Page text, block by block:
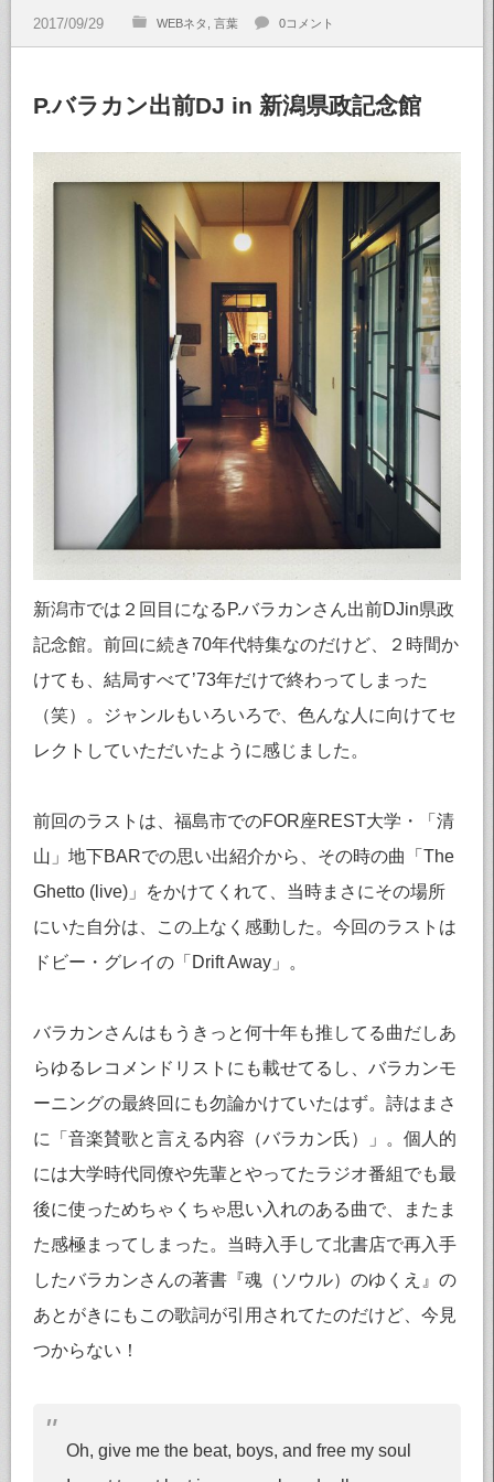
WEBネタ 言葉 0コメント
P.バラカン出前DJ in 新潟県政記念館
新潟市では２回目になるP.バラカンさん出前DJin県政
記念館。前回に続き70年代特集なのだけど、２時間か
けても、結局すべて’73年だけで終わってしまった
（笑）。ジャンルもいろいろで、色んな人に向けてセ
レクトしていただいたように感じました。
前回のラストは、福島市でのFOR座REST大学・「清
山」地下BARでの思い出紹介から、その時の曲「The
Ghetto (live)」をかけてくれて、当時まさにその場所
にいた自分は、この上なく感動した。今回のラストは
ドビー・グレイの「Drift Away」。
バラカンさんはもうきっと何十年も推してる曲だしあ
らゆるレコメンドリストにも載せてるし、バラカンモ
ーニングの最終回にも勿論かけていたはず。詩はまさ
に「音楽賛歌と言える内容（バラカン氏）」。個人的
には大学時代同僚や先輩とやってたラジオ番組でも最
後に使っためちゃくちゃ思い入れのある曲で、またま
た感極まってしまった。当時入手して北書店で再入手
したバラカンさんの著書『魂（ソウル）のゆくえ』の
あとがきにもこの歌詞が引用されてたのだけど、今見
つからない！
Oh, give me the beat, boys, and free my soul